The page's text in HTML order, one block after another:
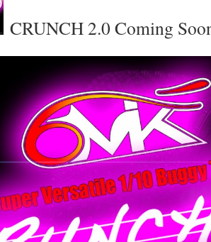
CRUNCH 2.0 Coming